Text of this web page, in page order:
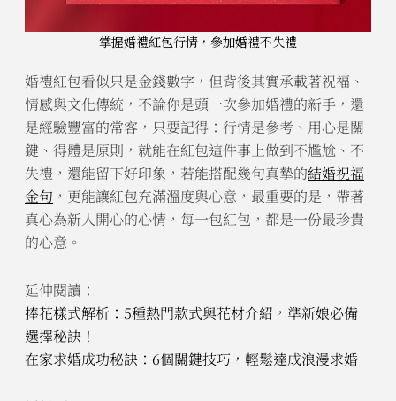
掌握婚禮紅包行情，參加婚禮不失禮
婚禮紅包看似只是金錢數字，但背後其實承載著祝福、
情感與文化傳統，不論你是頭一次參加婚禮的新手，還
是經驗豐富的常客，只要記得：行情是參考、用心是關
鍵、得體是原則，就能在紅包這件事上做到不尷尬、不
失禮，還能留下好印象，若能搭配幾句真摯的結婚祝福
金句 ，更能讓紅包充滿溫度與心意，最重要的是，帶著
真心為新人開心的心情，每一包紅包，都是一份最珍貴
的心意。
延伸閱讀：
捧花樣式解析：5種熱門款式與花材介紹，準新娘必備
選擇秘訣！
在家求婚成功秘訣：6個關鍵技巧，輕鬆達成浪漫求婚